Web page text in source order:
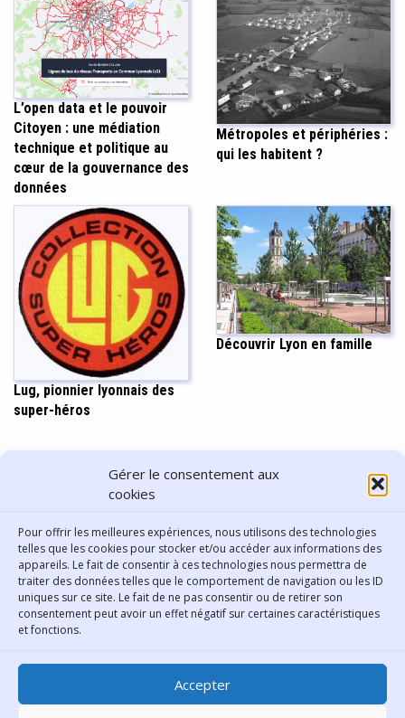
Gérer le consentement aux
cookies
Pour offrir les meilleures expériences, nous utilisons des technologies
telles que les cookies pour stocker et/ou accéder aux informations des
appareils. Le fait de consentir à ces technologies nous permettra de
traiter des données telles que le comportement de navigation ou les ID
uniques sur ce site. Le fait de ne pas consentir ou de retirer son
consentement peut avoir un effet négatif sur certaines caractéristiques
et fonctions.
Accepter
L’open data et le pouvoir
Citoyen : une médiation
technique et politique au
cœur de la gouvernance des
données
Métropoles et périphéries :
qui les habitent ?
Lug, pionnier lyonnais des
super-héros
Découvrir Lyon en famille
PARTAGER CET ARTICLE
Bibliothèque municipale de
Lyon